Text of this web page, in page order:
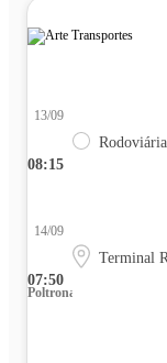
08:15
13/09
07:50
14/09
Terminal
Poltrona